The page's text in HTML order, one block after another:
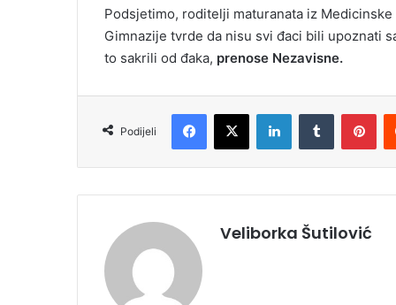
Podsjetimo, roditelji maturanata iz
Gimnazije tvrde da nisu svi đaci bili upoznati
to sakrili od đaka, prenose Nezavisne.
Podijeli
Veliborka Šutilović